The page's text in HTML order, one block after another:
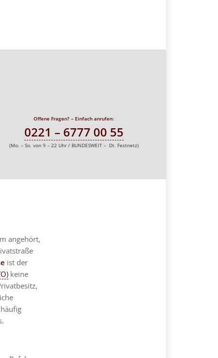
Offene Fragen? – Einfach anrufen:
0221 – 6777 00 55
(Mo. – So. von 9 – 22 Uhr / BUNDESWEIT – Dt. Festnetz)
angehört,
ist der
keine